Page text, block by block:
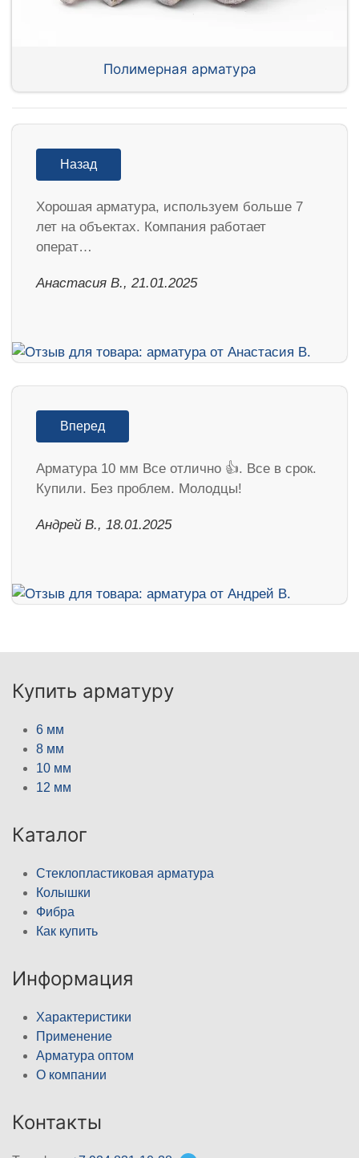
Полимерная арматура
Назад
Хорошая арматура, используем больше 7
лет на объектах. Компания работает
операт…
Анастасия В., 21.01.2025
Вперед
Арматура 10 мм Все отлично 👍. Все в срок.
Купили. Без проблем. Молодцы!
Андрей В., 18.01.2025
Купить арматуру
6 мм
8 мм
10 мм
12 мм
Каталог
Стеклопластиковая арматура
Колышки
Фибра
Как купить
Информация
Характеристики
Применение
Арматура оптом
О компании
Контакты